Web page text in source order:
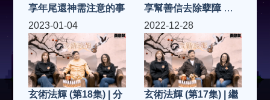
享年尾還神需注意的事
享幫善信去除孽障 化
孽、解孽
2023-01-04
玄術法輝 (第18集) | 分
2022-12-28
玄術法輝 (第17集) | 繼